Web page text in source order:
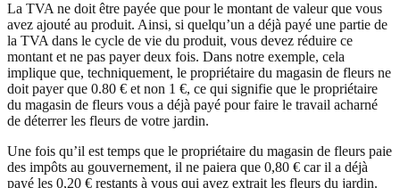
La TVA ne doit être payée que pour le montant de valeur que vous
avez ajouté au produit. Ainsi, si quelqu’un a déjà payé une partie de
la TVA dans le cycle de vie du produit, vous devez réduire ce
montant et ne pas payer deux fois. Dans notre exemple, cela
implique que, techniquement, le propriétaire du magasin de fleurs ne
doit payer que 0.80 € et non 1 €, ce qui signifie que le propriétaire
du magasin de fleurs vous a déjà payé pour faire le travail acharné
de déterrer les fleurs de votre jardin.
Une fois qu’il est temps que le propriétaire du magasin de fleurs paie
des impôts au gouvernement, il ne paiera que 0,80 € car il a déjà
payé les 0,20 € restants à vous qui avez extrait les fleurs du jardin.